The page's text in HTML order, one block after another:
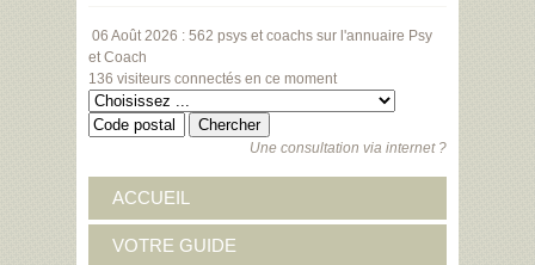
06 Août 2026 : 562 psys et coachs sur l'annuaire Psy
et Coach
136 visiteurs connectés en ce moment
Une consultation via internet ?
ACCUEIL
VOTRE GUIDE